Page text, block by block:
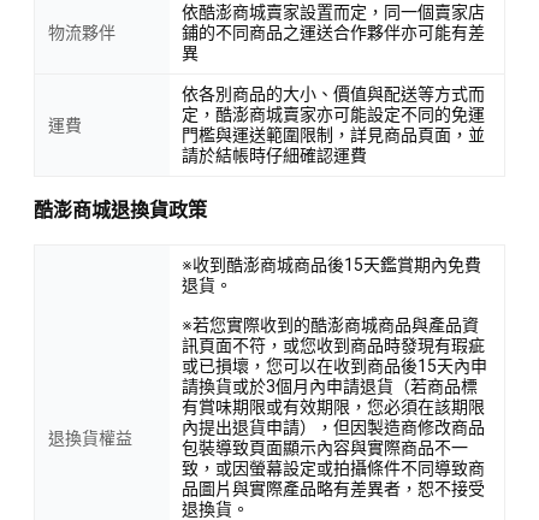
物流夥伴
依酷澎商城賣家設置而定，同一個賣家店
鋪的不同商品之運送合作夥伴亦可能有差
異
運費
依各別商品的大小、價值與配送等方式而
定，酷澎商城賣家亦可能設定不同的免運
門檻與運送範圍限制，詳見商品頁面，並
請於結帳時仔細確認運費
酷澎商城退換貨政策
退換貨權益
※收到酷澎商城商品後15天鑑賞期內免費
退貨。
※若您實際收到的酷澎商城商品與產品資
訊頁面不符，或您收到商品時發現有瑕疵
或已損壞，您可以在收到商品後15天內申
請換貨或於3個月內申請退貨（若商品標
有賞味期限或有效期限，您必須在該期限
內提出退貨申請），但因製造商修改商品
包裝導致頁面顯示內容與實際商品不一
致，或因螢幕設定或拍攝條件不同導致商
品圖片與實際產品略有差異者，恕不接受
退換貨。